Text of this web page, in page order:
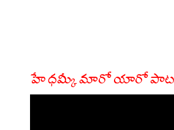
హే ధమ్కీ మారో యారో పాట